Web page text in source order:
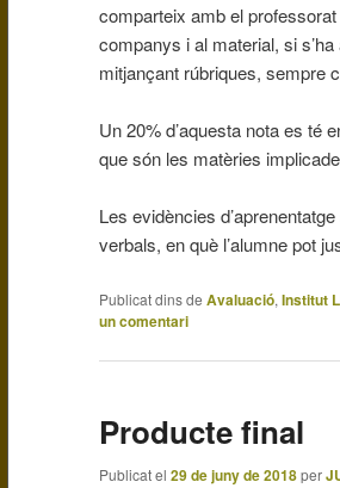
comparteix amb el
companys i al material, si
mitjançant rúbriques, sempre
Un 20% d’aquesta nota es té
que són les matèries
Les evidències
verbals, en què l’alumne pot
Publicat dins de Avaluació, Institut
un comentari
Producte final
Publicat el 29 de juny de 2018per